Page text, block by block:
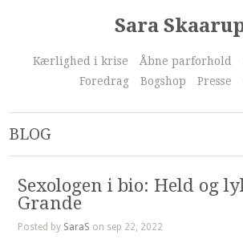
Sara
Kærlighed i krise Åbne parforhold
Foredrag
Bogshop Presse
BLOG
Sexologen i bio: Held og
Grande
Posted by SaraS on sep 22, 2022